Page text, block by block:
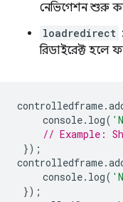
নেভিগেশন শুরু
loadredirect
রিডাইরেক্ট হলে
controlledframe.
console. log(
// Example:
});
controlledframe.
console. log(
});